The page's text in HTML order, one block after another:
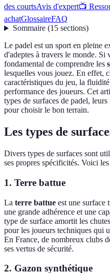
des courtsAvis d'expert📺
achatGlossaireFAQ
Sommaire(15 sections)
Le padel est un sport en pleine
d'adeptes à travers le monde.
fondamental de comprendre les
lesquelles vous jouez. En effet,
caractéristiques du jeu, la
performance des joueurs. Cet
types de surfaces de padel,
pour choisir le bon terrain.
Les types de
Divers types de surfaces sont
ses propres spécificités. Voici
1. Terre battue
La terre battue est une surface
une grande adhérence et une
type de surface amortit les
pour les joueurs techniques qui
En France, de nombreux clubs
ses vertus de sécurité.
2. Gazon synthétique